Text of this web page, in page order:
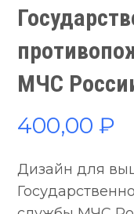
МЧС
400,00₽
Дизайн для